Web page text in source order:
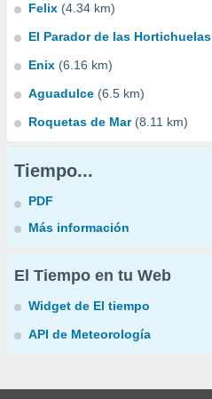
Felix (4.34 km)
El Parador de las Hortichuelas
Enix (6.16 km)
Aguadulce (6.5 km)
Roquetas de Mar (8.11 km)
Tiempo...
PDF
Más información
El Tiempo en tu Web
Widget de El tiempo
API de Meteorología